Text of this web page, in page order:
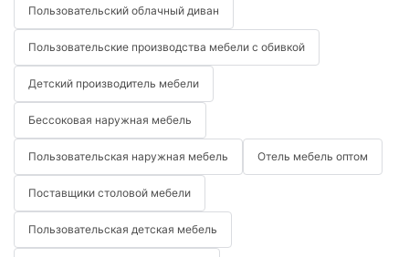
Пользовательский облачный диван
Пользовательские производства мебели с обивкой
Детский производитель мебели
Бессоковая наружная мебель
Пользовательская наружная мебель Отель мебель оптом
Поставщики столовой мебели
Пользовательская детская мебель